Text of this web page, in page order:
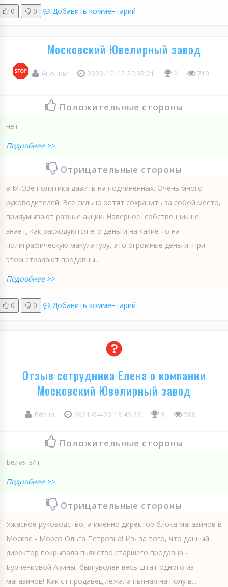
0 0 Добавить комментарий
Московский Ювелирный завод
Аноним 2020-12-12 22:38:21 2 719
Положительные стороны
нет
Подробнее >>
Отрицательные стороны
в МЮЗе политика давить на подчинённых. Очень много
руководителей. Все сильно хотят сохранить за собой место,
придумывают разные акции. Наверное, собственник не
знает, как расходуются его деньги на какие то на
полиграфическую макулатуру, это огромные деньги. При
этом страдают продавцы...
Подробнее >>
0 0 Добавить комментарий
Отзыв сотрудника Елена о компании
Московский Ювелирный завод
Елена 2021-04-20 13:49:23 3 588
Положительные стороны
Белая з/п
Подробнее >>
Отрицательные стороны
Ужасное руководство, а именно директор блока магазинов в
Москве - Мороз Ольга Петровна! Из- за того, что данный
директор покрывала пьянство старшего продавца -
Бурченковой Арины, был уволен весь штат одного из
магазинов! Как ст.продавец лежала пьяная на полу в...